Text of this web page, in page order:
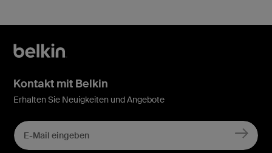
Kontakt mit Belkin
Erhalten Sie Neuigkeiten und Angebote